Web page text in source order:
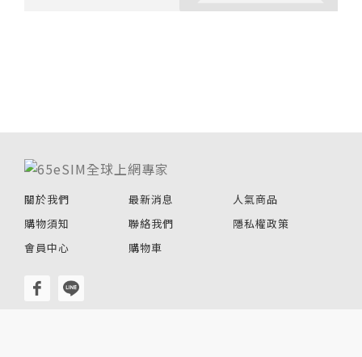
關於我們 最新消息
人氣商品
購物須知
聯絡我們
隱私權政策
會員中心
購物車